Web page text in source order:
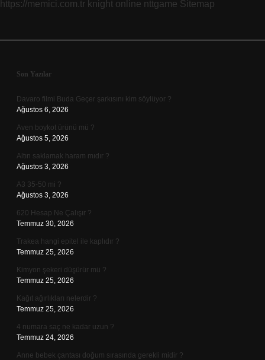
https://memici.com.tr knight online nttgame Sitemap
Sidebar
Son Yazılar
Davaro filmi Buda Geçer şarkısını kim söylüyor ?
Ağustos 6, 2026
Aven boykot ürünü mü ?
Ağustos 5, 2026
Altın saklamak haram mıdır ?
Ağustos 3, 2026
A3 35-50 mi ?
Ağustos 3, 2026
620 Hesap Ne Çalışır ?
Temmuz 30, 2026
Trakea hangi epitel ile kaplıdır ?
Temmuz 25, 2026
Kimyon şekeri düşürür mü ?
Temmuz 25, 2026
Kağıt ağırlıkları nelerdir ?
Temmuz 25, 2026
4 numara saç ne kadar uzun ?
Temmuz 24, 2026
Anne bebek çantası doğum sırasında gerekli midir ?